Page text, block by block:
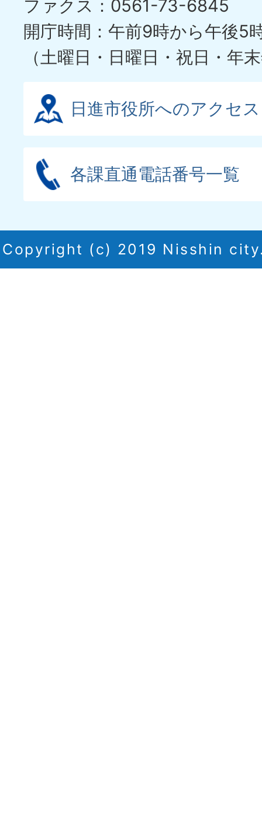
ド
ファクス：0561-73-6845
開庁時間：午前9時から午後5
（土曜日・日曜日・祝日・年
日進市役所へのアクセス
各課直通電話番号一覧
Copyright (c) 2019 Nisshin